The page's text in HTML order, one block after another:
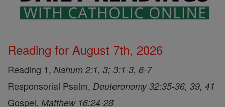
Reading for August 7th, 2026
Reading 1, Nahum 2:1, 3; 3:1-3, 6-7
Responsorial Psalm, Deuteronomy 32:35-36, 39, 41
Gospel, Matthew 16:24-28